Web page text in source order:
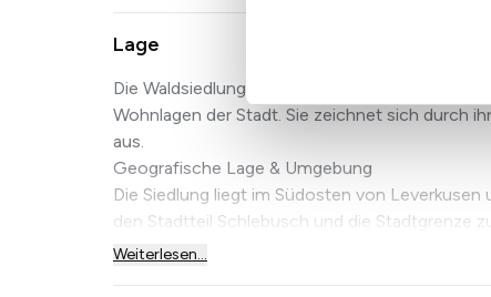
Lage
Die Waldsiedlung im Leverkusener Stadtteil
Wohnlagen der Stadt. Sie zeichnet sich durch
aus.
Geografische Lage & Umgebung
Die Siedlung liegt im Südosten von
den Stadtteil Schlebusch und die Stadtgrenze
Weiterlesen...